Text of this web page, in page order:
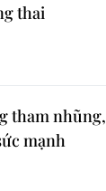
thai
tham nhũng,
mạnh